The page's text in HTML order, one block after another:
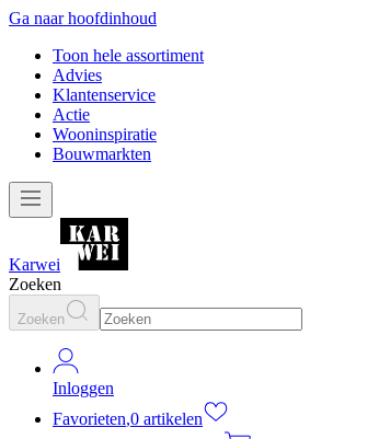
Ga naar hoofdinhoud
Toon hele assortiment
Advies
Klantenservice
Actie
Wooninspiratie
Bouwmarkten
Karwei
Zoeken
Zoeken
Inloggen
Favorieten,0 artikelen